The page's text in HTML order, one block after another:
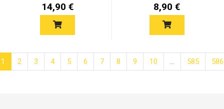
14,90 € 8,90 €
1 2 3 4 5 6 7 8 9 10 ... 585 586